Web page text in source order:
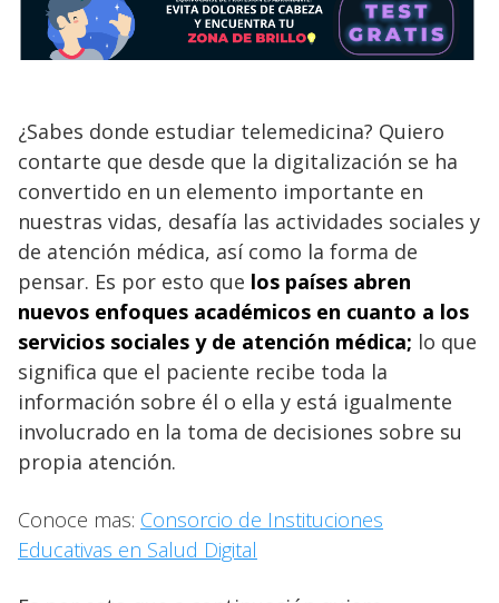
¿Sabes donde estudiar telemedicina? Quiero
contarte que desde que la digitalización se ha
convertido en un elemento importante en
nuestras vidas, desafía las actividades sociales y
de atención médica, así como la forma de
pensar. Es por esto que los países abren
nuevos enfoques académicos en cuanto a los
servicios sociales y de atención médica; lo que
significa que el paciente recibe toda la
información sobre él o ella y está igualmente
involucrado en la toma de decisiones sobre su
propia atención.
Conoce mas: Consorcio de Instituciones
Educativas en Salud Digital